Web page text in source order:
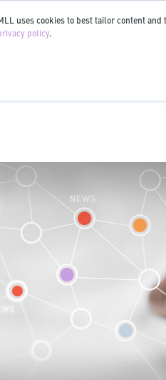
uses cookies to best tailor content
policy.